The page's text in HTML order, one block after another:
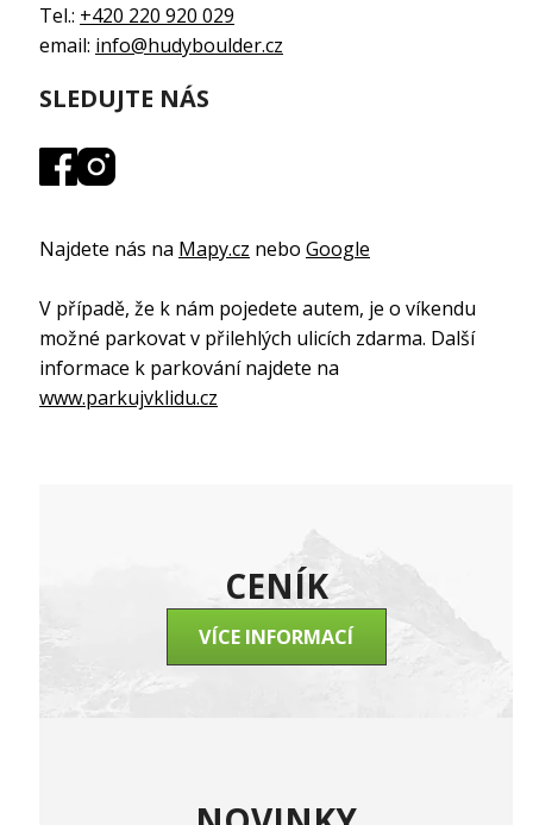
Tel.: +420 220 920 029
email: info@hudyboulder.cz
SLEDUJTE NÁS
Najdete nás na Mapy.cz nebo Google
V případě, že k nám pojedete autem, je o víkendu
možné parkovat v přilehlých ulicích zdarma. Další
informace k parkování najdete na
www.parkujvklidu.cz
CENÍK
VÍCE INFORMACÍ